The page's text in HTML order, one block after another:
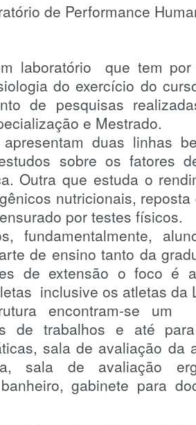
de Performance
laboratório que tem
do exercício do
de pesquisas
e Mestrado.
duas linhas
sobre os fatores
Outra que estuda o
nutricionais,
por testes físicos.
fundamentalmente,
de ensino tanto da
de extensão o foco é
inclusive os atletas da
encontram-se um
de trabalhos e até
sala de avaliação da
sala de avaliação
gabinete para